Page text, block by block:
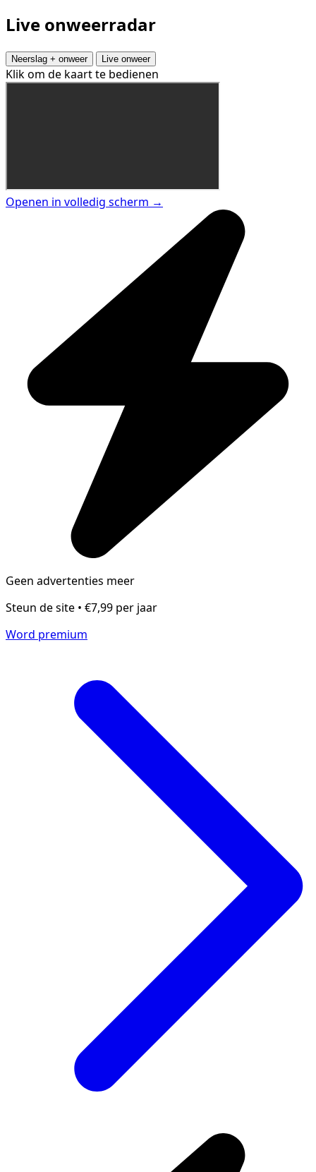
Live onweerradar
Neerslag + onweer Live onweer
Klik om de kaart te bedienen
Openen in volledig scherm →
Geen advertenties meer
Steun de site • €7,99 per jaar
Word premium